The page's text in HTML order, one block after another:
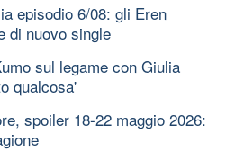
episodio 6/08: gli Eren
di nuovo single
sul legame con Giulia
qualcosa'
spoiler 18-22 maggio 2026: